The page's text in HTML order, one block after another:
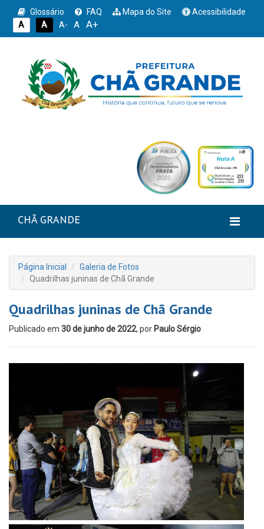
Glossário FAQ Mapa do Site
Acessibilidade
A
A A- A A+
CHÃ GRANDE
Página Inicial
Galeria de Fotos
Quadrilhas juninas de Chã Grande
Quadrilhas juninas de Chã Grande
Publicado em 30 de junho de 2022, por Paulo Sérgio